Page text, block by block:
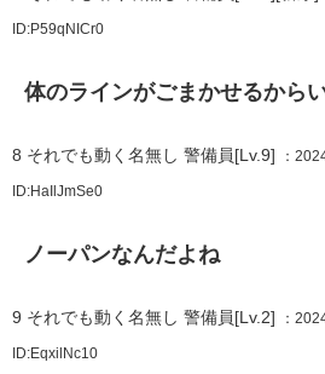
ID:P59qNICr0
体のラインがごまかせるから
8 それでも動く名無し 警備員[Lv.9] ：
ID:HaIlJmSe0
ノーパンなんだよね
9 それでも動く名無し 警備員[Lv.2] ：
ID:EqxilNc10